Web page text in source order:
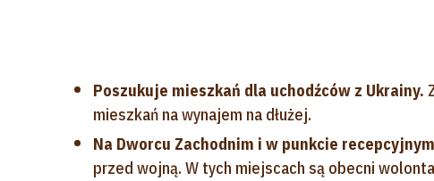
Poszukuje mieszkań dla uchodźców z Ukrainy.
mieszkań na wynajem na dłużej.
Na Dworcu Zachodnim i w punkcie
przed wojną. W tych miejscach są obecni